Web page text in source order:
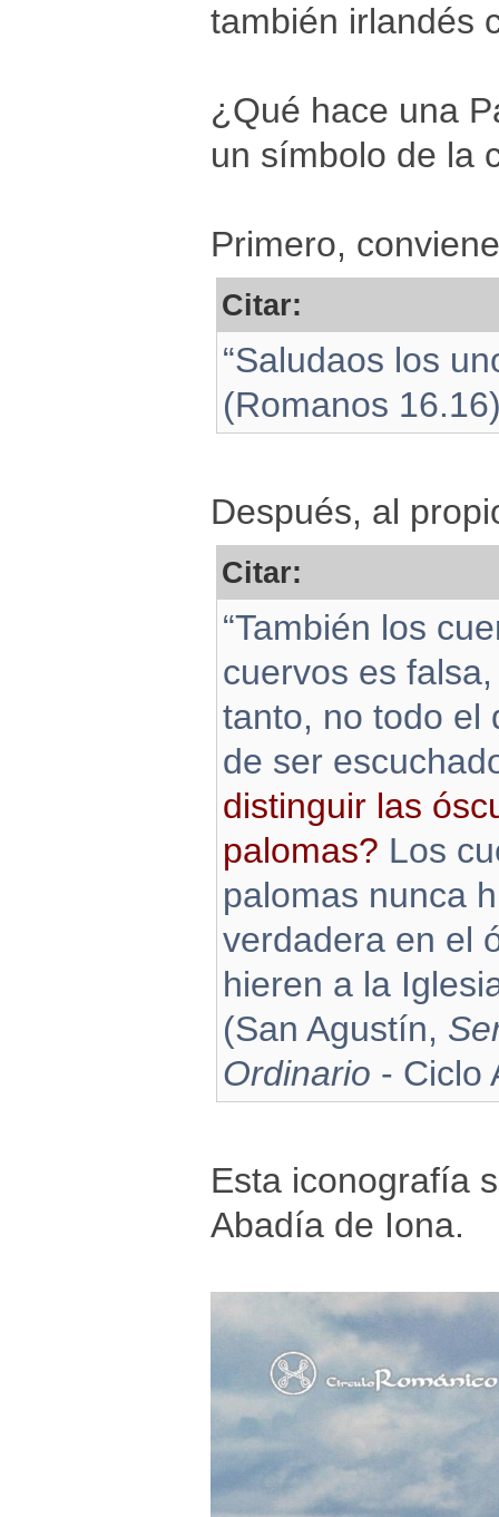
también irlandés
¿Qué hace una
un símbolo de la
Primero,
Citar:
“Saludaos los
(Romanos
Después, al
Citar:
“También los
cuervos es
tanto, no todo el
de ser
distinguir las
palomas? Los
palomas nunca
verdadera en el
hieren a la
(San Agustín,
Ordinario - Ciclo
Esta iconografía
Abadía de Iona.